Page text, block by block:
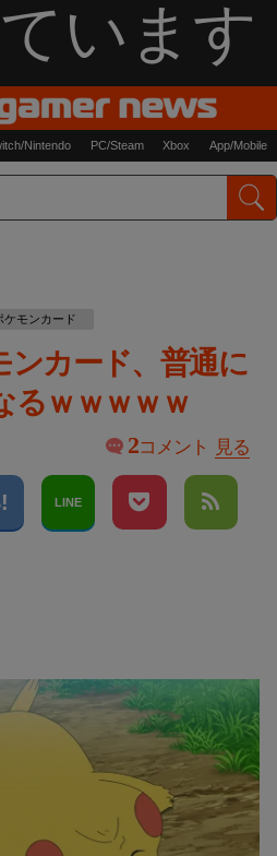
います
Nintendo PC/Steam Xbox App/Mobile
ケモンカード
ンカード、普通に
るｗｗｗｗｗ
2コメント 見る
LINE